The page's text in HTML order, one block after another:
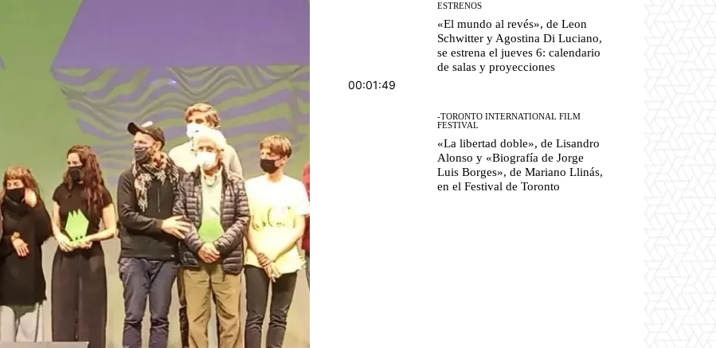
00:01:49
ESTRENOS
«El mundo al revés», de Leon
Schwitter y Agostina Di Luciano,
se estrena el jueves 6: calendario
de salas y proyecciones
-TORONTO INTERNATIONAL FILM
FESTIVAL
«La libertad doble», de Lisandro
Alonso y «Biografía de Jorge
Luis Borges», de Mariano Llinás,
en el Festival de Toronto